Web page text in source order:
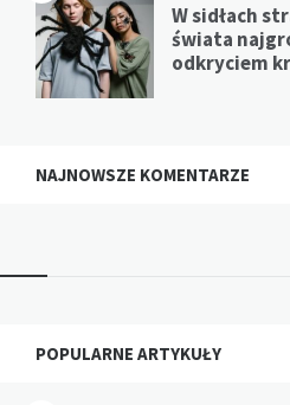
W sidłach
świata
odkryciem
NAJNOWSZE KOMENTARZE
Widgets
POPULARNE ARTYKUŁY